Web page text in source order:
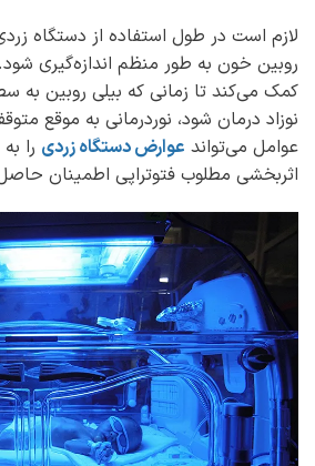
لازم است در طول استفاده از دستگاه
‌روبین خون به طور منظم اندازه‌گیری
کمک می‌کند تا زمانی که بیلی ‌روبین به
نوزاد درمان شود، نوردرمانی به موقع
عوامل می‌تواند عوارض دستگاه زردی را
اثربخشی مطلوب فتوتراپی اطمینان